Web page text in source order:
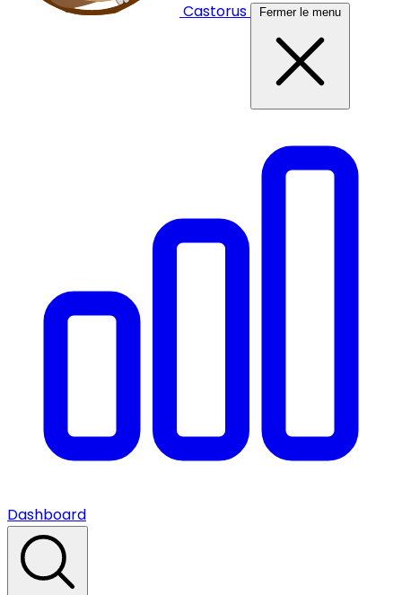
Castorus Fermer le menu
Dashboard